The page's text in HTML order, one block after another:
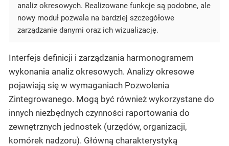
analiz okresowych. Realizowane funkcje są podobne, ale
nowy moduł pozwala na bardziej szczegółowe
zarządzanie danymi oraz ich wizualizację.
Interfejs definicji i zarządzania harmonogramem
wykonania analiz okresowych. Analizy okresowe
pojawiają się w wymaganiach Pozwolenia
Zintegrowanego. Mogą być również wykorzystane do
innych niezbędnych czynności raportowania do
zewnętrznych jednostek (urzędów, organizacji,
komórek nadzoru). Główną charakterystyką